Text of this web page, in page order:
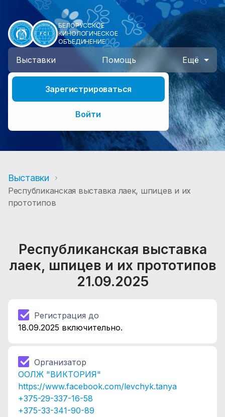
БЕЛОРУССКОЕ
КИНОЛОГИЧЕСКОЕ
ОБЪЕДИНЕНИЕ
Выставки Помощь Ещё
Зарегистрироваться
Войти
Выставки
Республиканская выставка лаек, шпицев и их
прототипов
Республиканская выставка
лаек, шпицев и их прототипов
21.09.2025
Регистрация до
18.09.2025 включительно.
Организатор
ООЛЖ "ВИКТОРИЯ"
https://www.facebook.com/levchyk.tanya
+375-29-337-16-58
+375-33-341-90-89